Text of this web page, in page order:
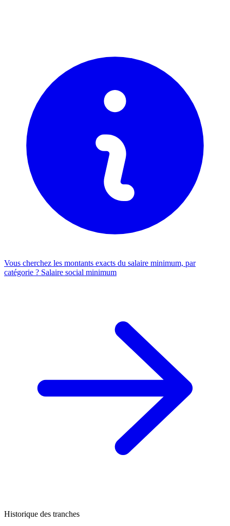
Vous cherchez les montants exacts du salaire minimum, par
catégorie ? Salaire social minimum
Historique des tranches